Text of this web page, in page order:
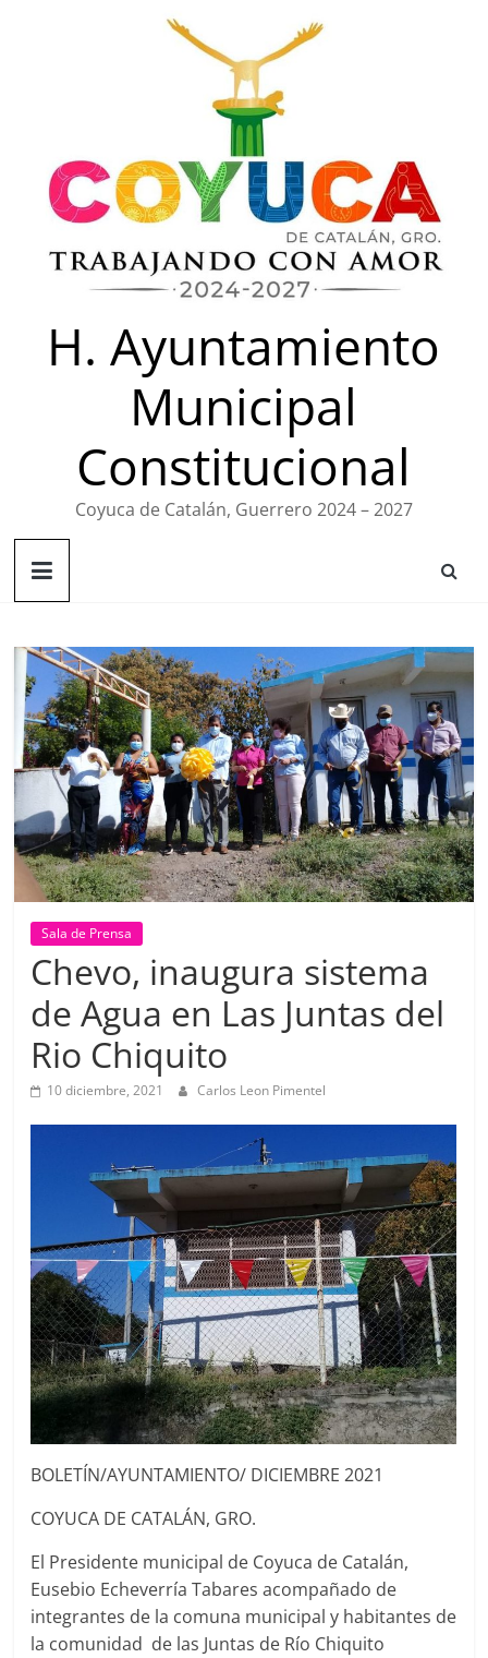
H. Ayuntamiento
Municipal
Constitucional
Coyuca de Catalán, Guerrero 2024 – 2027
Sala de Prensa
Chevo, inaugura sistema
de Agua en Las Juntas del
Rio Chiquito
10 diciembre, 2021 Carlos Leon Pimentel
BOLETÍN/AYUNTAMIENTO/ DICIEMBRE 2021
COYUCA DE CATALÁN, GRO.
El Presidente municipal de Coyuca de Catalán,
Eusebio Echeverría Tabares acompañado de
integrantes de la comuna municipal y habitantes de
la comunidad de las Juntas de Río Chiquito